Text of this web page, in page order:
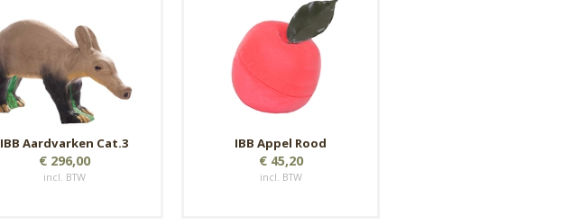
IBB Aardvarken Cat.3
€ 296,00
incl. BTW
IBB Appel Rood
€ 45,20
incl. BTW